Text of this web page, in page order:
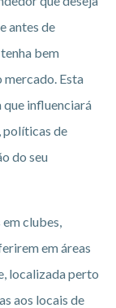
antes de
bem
Esta
que influenciará
políticas de
do seu
clubes,
em áreas
localizada perto
aos locais de